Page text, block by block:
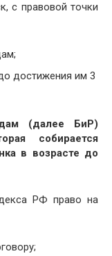
с правовой точки
достижения им 3
(далее БиР)
собирается
в возрасте до
РФ право на